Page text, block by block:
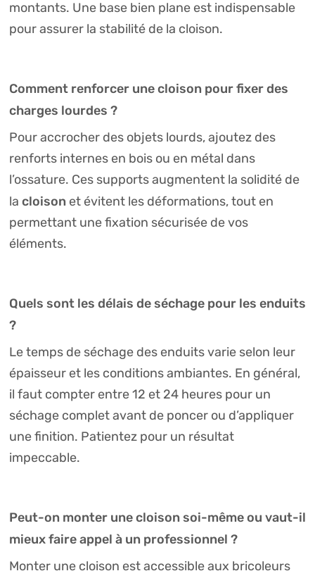
montants. Une base bien plane est indispensable
pour assurer la stabilité de la cloison.
Comment renforcer une cloison pour fixer des
charges lourdes ?
Pour accrocher des objets lourds, ajoutez des
renforts internes en bois ou en métal dans
l’ossature. Ces supports augmentent la solidité de
la cloisonet évitent les déformations, tout en
permettant une fixation sécurisée de vos
éléments.
Quels sont les délais de séchage pour les enduits
?
Le temps de séchage des enduits varie selon leur
épaisseur et les conditions ambiantes. En général,
il faut compter entre 12 et 24 heures pour un
séchage complet avant de poncer ou d’appliquer
une finition. Patientez pour un résultat
impeccable.
Peut-on monter une cloison soi-même ou vaut-il
mieux faire appel à un professionnel ?
Monter une cloison est accessible aux bricoleurs